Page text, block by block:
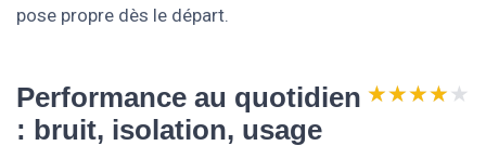
pose propre dès le départ.
Performance au quotidien
: bruit, isolation, usage
★★★★★
★★★★★